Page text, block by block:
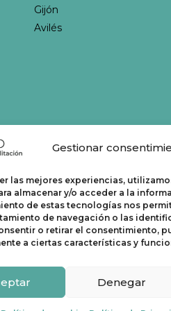
Gestionar
las mejores experiencias,
almacenar y/o acceder a la
de estas tecnologías nos
de navegación o las
o retirar el consentimiento,
a ciertas características y
Denegar
Gijón
Avilés